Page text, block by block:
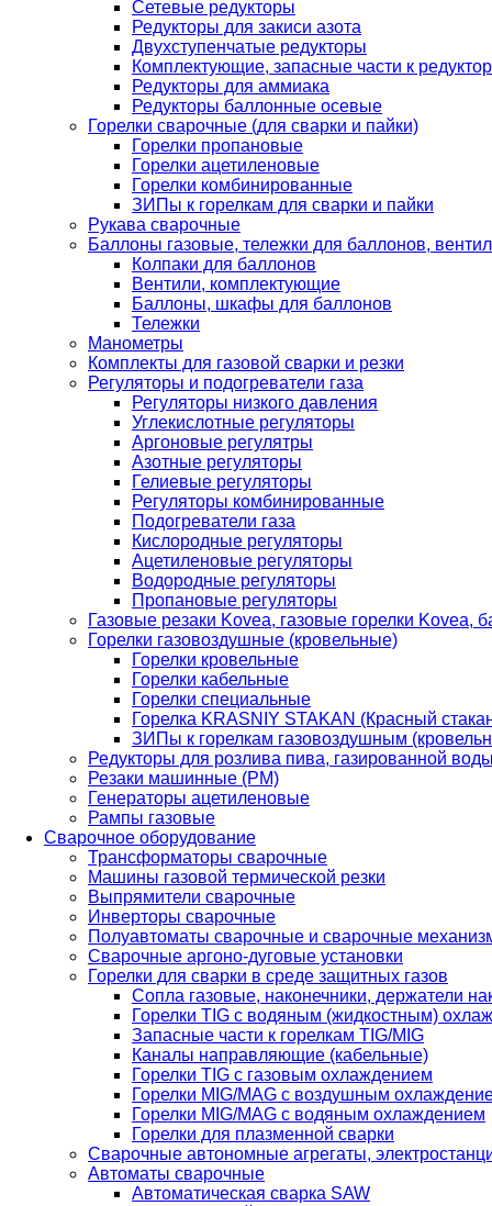
Сетевые редукторы
Редукторы для закиси азота
Двухступенчатые редукторы
Комплектующие, запасные части к
Редукторы для аммиака
Редукторы баллонные осевые
Горелки сварочные (для сварки и пайки)
Горелки пропановые
Горелки ацетиленовые
Горелки комбинированные
ЗИПы к горелкам для сварки и пайки
Рукава сварочные
Баллоны газовые, тележки для баллонов,
Колпаки для баллонов
Вентили, комплектующие
Баллоны, шкафы для баллонов
Тележки
Манометры
Комплекты для газовой сварки и резки
Регуляторы и подогреватели газа
Регуляторы низкого давления
Углекислотные регуляторы
Аргоновые регулятры
Азотные регуляторы
Гелиевые регуляторы
Регуляторы комбинированные
Подогреватели газа
Кислородные регуляторы
Ацетиленовые регуляторы
Водородные регуляторы
Пропановые регуляторы
Газовые резаки Kovea, газовые горелки Kovea,
Горелки газовоздушные (кровельные)
Горелки кровельные
Горелки кабельные
Горелки специальные
Горелка KRASNIY STAKAN (Красный
ЗИПы к горелкам газовоздушным
Редукторы для розлива пива, газированной
Резаки машинные (РМ)
Генераторы ацетиленовые
Рампы газовые
Сварочное оборудование
Трансформаторы сварочные
Машины газовой термической резки
Выпрямители сварочные
Инверторы сварочные
Полуавтоматы сварочные и сварочные
Сварочные аргоно-дуговые установки
Горелки для сварки в среде защитных газов
Сопла газовые, наконечники, держатели
Горелки TIG с водяным (жидкостным)
Запасные части к горелкам TIG/MIG
Каналы направляющие (кабельные)
Горелки TIG с газовым охлаждением
Горелки MIG/MAG с воздушным
Горелки MIG/MAG с водяным охлаждением
Горелки для плазменной сварки
Сварочные автономные агрегаты,
Автоматы сварочные
Автоматическая сварка SAW